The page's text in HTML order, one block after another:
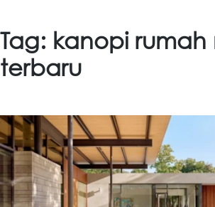
Tag: kanopi rumah
terbaru